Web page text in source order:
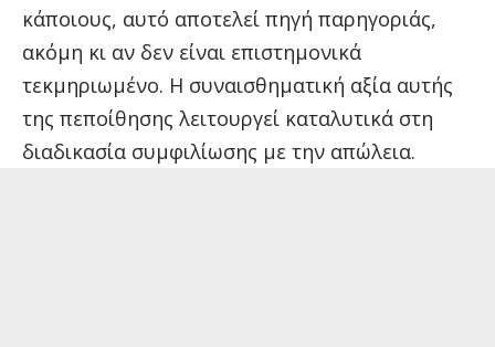
κάποιους, αυτό αποτελεί πηγή παρηγοριάς,
ακόμη κι αν δεν είναι επιστημονικά
τεκμηριωμένο. Η συναισθηματική αξία αυτής
της πεποίθησης λειτουργεί καταλυτικά στη
διαδικασία συμφιλίωσης με την απώλεια.